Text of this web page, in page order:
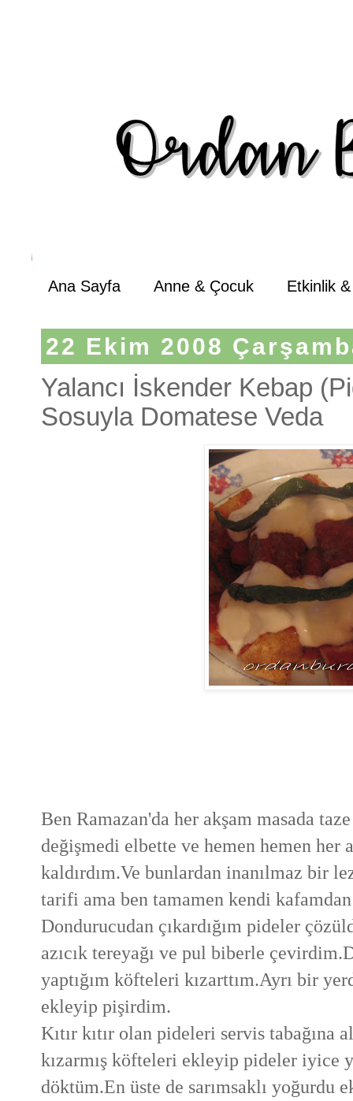
Ana Sayfa Anne & Çocuk Etkinlik
22 Ekim 2008
Yalancı İskender Kebap
Sosuyla Domatese Veda
Ben Ramazan'da her akşam masada
değişmedi elbette ve hemen hemen
kaldırdım.Ve bunlardan inanılmaz bir
tarifi ama ben tamamen kendi
Dondurucudan çıkardığım pideler
azıcık tereyağı ve pul biberle
yaptığım köfteleri kızarttım.Ayrı bir
ekleyip pişirdim.
Kıtır kıtır olan pideleri servis tabağına
kızarmış köfteleri ekleyip pideler iyice
döktüm.En üste de sarımsaklı yoğurdu